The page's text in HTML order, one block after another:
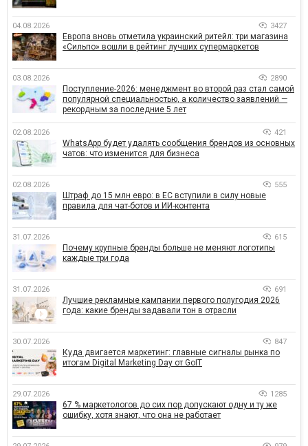
04.08.2026 3427
Европа вновь отметила украинский ритейл: три магазина
«Сильпо» вошли в рейтинг лучших супермаркетов
03.08.2026 2890
Поступление-2026: менеджмент во второй раз стал самой
популярной специальностью, а количество заявлений —
рекордным за последние 5 лет
02.08.2026 421
WhatsApp будет удалять сообщения брендов из основных
чатов: что изменится для бизнеса
02.08.2026 555
Штраф до 15 млн евро: в ЕС вступили в силу новые
правила для чат-ботов и ИИ-контента
31.07.2026 615
Почему крупные бренды больше не меняют логотипы
каждые три года
31.07.2026 691
Лучшие рекламные кампании первого полугодия 2026
года: какие бренды задавали тон в отрасли
30.07.2026 847
Куда двигается маркетинг: главные сигналы рынка по
итогам Digital Marketing Day от GoIT
29.07.2026 1285
67 % маркетологов до сих пор допускают одну и ту же
ошибку, хотя знают, что она не работает